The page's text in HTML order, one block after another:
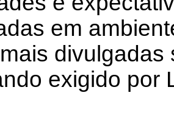
em
exigido por